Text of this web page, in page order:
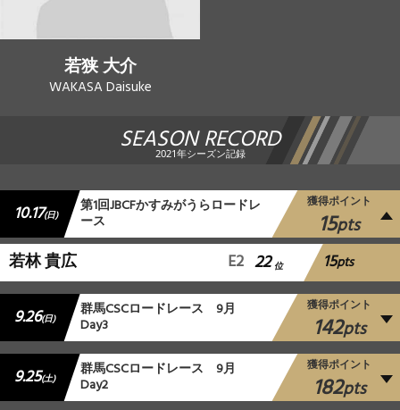
若狭 大介
WAKASA Daisuke
SEASON RECORD
2021年シーズン記録
10.17(日) 第1回JBCFかすみがうらロードレ
ース
獲得ポイント
15pts
若林 貴広 E2 22 位 15pts
9.26(日) 群⾺CSCロードレース 9月
Day3
獲得ポイント
142pts
9.25(土) 群⾺CSCロードレース 9月
Day2
獲得ポイント
182pts